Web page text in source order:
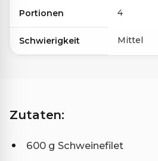
Portionen 4
Schwierigkeit Mittel
Zutaten:
600 g Schweinefilet